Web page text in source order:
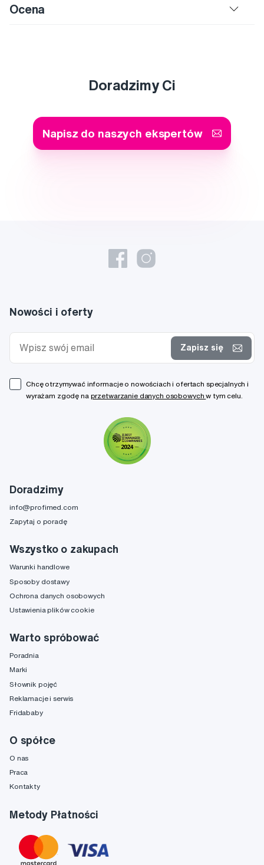
Ocena
Doradzimy Ci
Napisz do naszych ekspertów
Doradzimy
info@profimed.com
Zapytaj o poradę
Wszystko o zakupach
Warunki handlowe
Sposoby dostawy
Ochrona danych osobowych
Ustawienia plików cookie
Warto spróbować
Poradnia
Marki
Słownik pojęć
Reklamacje i serwis
Fridababy
O spółce
O nas
Praca
Kontakty
Metody Płatności
Nowości i oferty
Zapisz się
Chcę otrzymywać informacje o nowościach i ofertach specjalnych i
wyrażam zgodę na przetwarzanie danych osobowychw tym celu.